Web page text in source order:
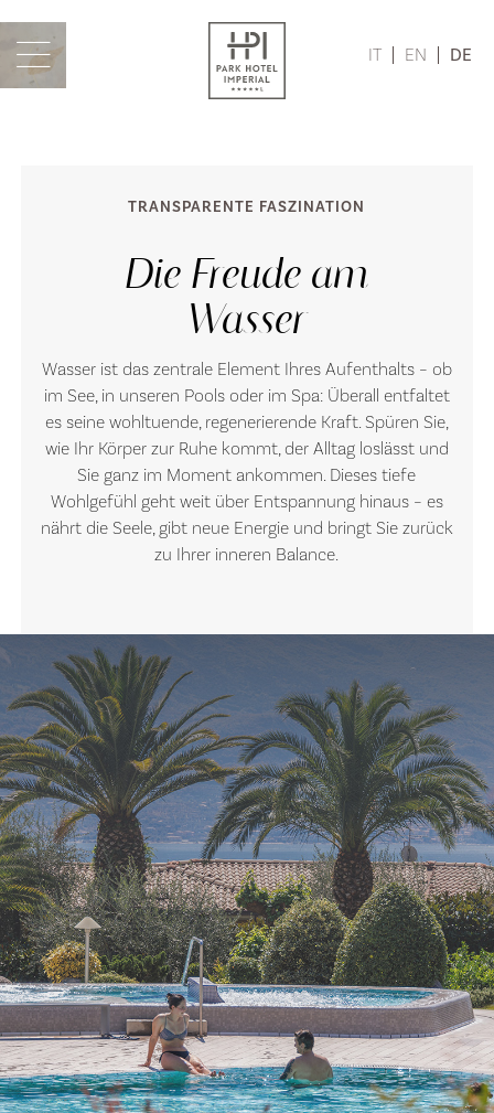
IT EN DE
TRANSPARENTE FASZINATION
Die Freude am
Wasser
Wasser ist das zentrale Element Ihres Aufenthalts – ob
im See, in unseren Pools oder im Spa: Überall entfaltet
es seine wohltuende, regenerierende Kraft. Spüren Sie,
wie Ihr Körper zur Ruhe kommt, der Alltag loslässt und
Sie ganz im Moment ankommen. Dieses tiefe
Wohlgefühl geht weit über Entspannung hinaus – es
nährt die Seele, gibt neue Energie und bringt Sie zurück
zu Ihrer inneren Balance.